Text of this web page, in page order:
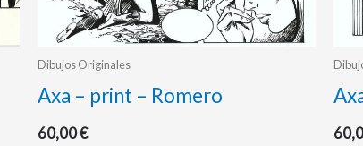
Dibujos Originales
Axa – print – Romero
60,00€